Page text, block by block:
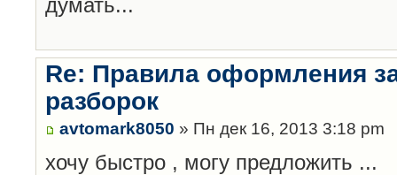
Re: Правила оформления
разборок
avtomark8050 » Пн дек 16, 2013 3:18 pm
хочу быстро , могу предложить ...